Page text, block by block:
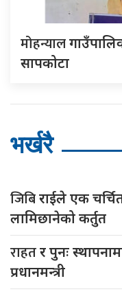
मोहन्याल
सापकोटा
भर्खरै
जिबिराईले एक
लामिछानेको कर्तुत
राहतर पुनः
प्रधानमन्त्री